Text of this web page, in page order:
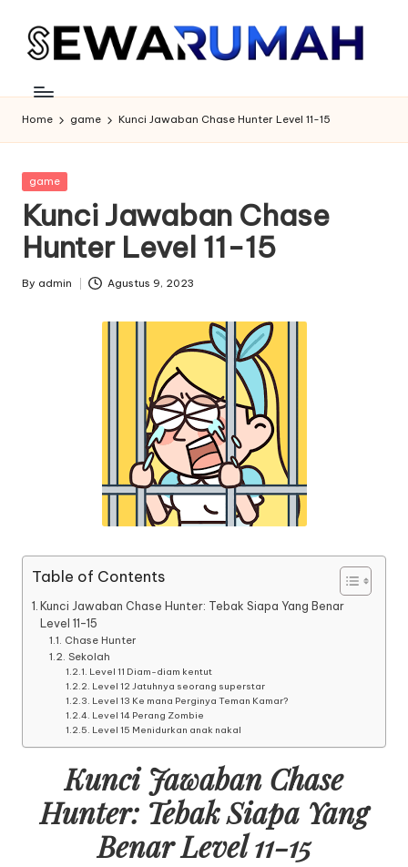
Home game Kunci Jawaban Chase Hunter Level 11-15
Posted
game
Kunci Jawaban Chase
Hunter Level 11-15
Posted
By admin Agustus 9, 2023
Table of Contents
Kunci Jawaban Chase Hunter: Tebak Siapa Yang Benar
Level 11-15
Chase Hunter
Sekolah
Level 11 Diam-diam kentut
Level 12 Jatuhnya seorang superstar
Level 13 Ke mana Perginya Teman Kamar?
Level 14 Perang Zombie
Level 15 Menidurkan anak nakal
Kunci Jawaban Chase
Hunter: Tebak Siapa Yang
Benar Level 11-15